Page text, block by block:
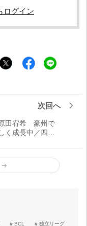
ログイン
次回へ
田宥希 豪州で
く成長中／四国
BCL
独立リーグ